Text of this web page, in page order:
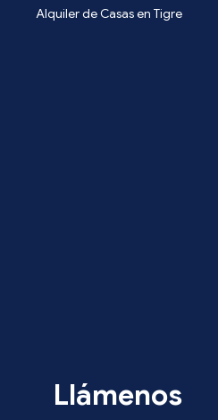
Alquiler de Casas en Tigre
Llámenos